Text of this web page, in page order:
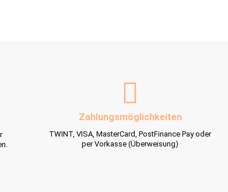
Zahlungsmöglichkeiten
TWINT, VISA, MasterCard, PostFinance Pay oder
per Vorkasse (Überweisung)